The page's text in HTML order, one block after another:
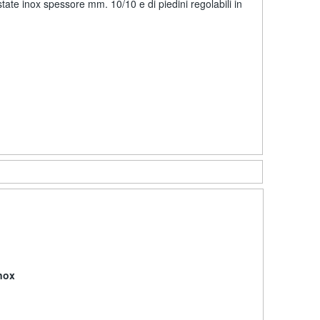
inox spessore mm. 10/10 e di piedini regolabili in